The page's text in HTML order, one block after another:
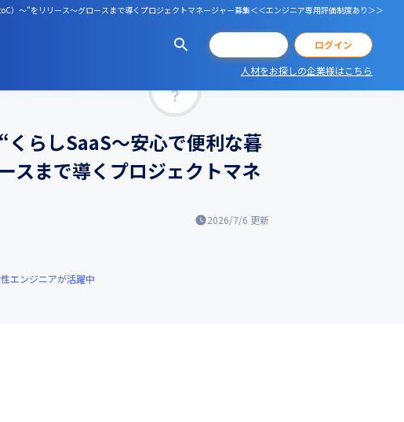
～"をリリース〜グロースまで導くプロジェクトマネージャー募集＜＜エンジニア専用評価制度あり＞＞
ログイン
人材をお探しの企業様はこちら
らしSaaS～安心で便利な暮
スまで導くプロジェクトマネ
2026/7/6 更新
エンジニアが活躍中